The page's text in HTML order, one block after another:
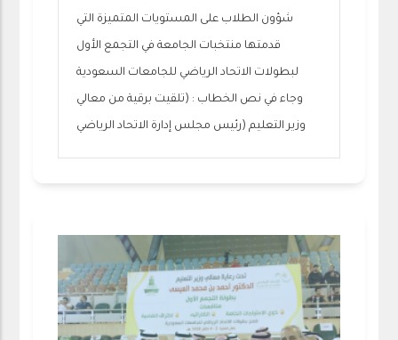
شؤون الطلاب على المستويات المتميزة التي
قدمتها منتخبات الجامعة في التجمع الأول
لبطولات الاتحاد الرياضي للجامعات السعودية
وجاء في نص الخطاب : (تلقيت برقية من معالي
وزير التعليم (رئيس مجلس إدارة الاتحاد الرياضي